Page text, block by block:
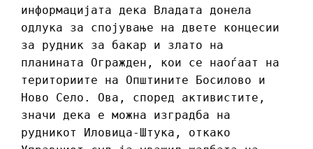
информацијата дека Владата донела
одлука за спојување на двете концесии
за рудник за бакар и злато на
планината Огражден, кои се наоѓаат на
териториите на Општините Босилово и
Ново Село. Ова, според активистите,
значи дека е можнa изградба на
рудникот Иловица-Штука, откако